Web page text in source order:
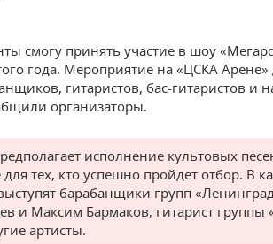
смогу принять участие в шоу
года. Мероприятие на «ЦСКА Арене»
гитаристов, бас-гитаристов
организаторы.
исполнение культовых
тех, кто успешно пройдет отбор. В
барабанщики групп
и Максим Бармаков, гитарист группы
артисты.